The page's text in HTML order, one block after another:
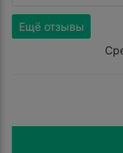
Ещё отзывы